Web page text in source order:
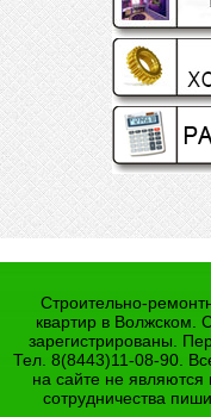
Строительно-
квартир в Волжском.
зарегистрированы.
Тел. 8(8443)11-08-90.
на сайте не
сотрудничества